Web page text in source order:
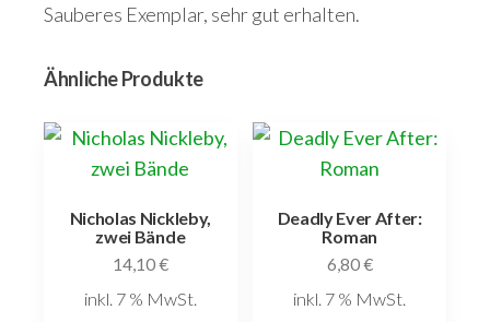
Sauberes Exemplar, sehr gut erhalten.
Ähnliche Produkte
Nicholas Nickleby,
zwei Bände
14,10€
inkl. 7 % MwSt.
Deadly Ever After:
Roman
6,80€
inkl. 7 % MwSt.